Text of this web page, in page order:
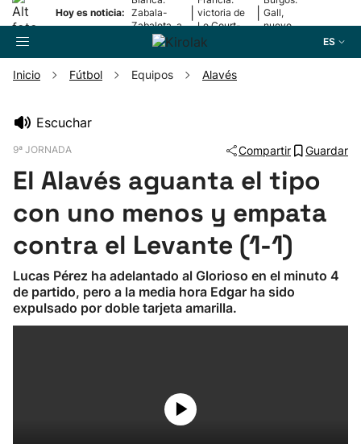
Hoy es noticia: Zabala-
Zabaleta, a
la final
victoria de
Le Court-
Pienaar
Gall,
nuevo
ES
Pelota
Remo
Baloncesto
Inicio Fútbol Equipos Alavés
Escuchar
9ª JORNADA Compartir Guardar
El Alavés aguanta el tipo
con uno menos y empata
contra el Levante (1-1)
Lucas Pérez ha adelantado al Glorioso en el minuto 4
de partido, pero a la media hora Edgar ha sido
expulsado por doble tarjeta amarilla.